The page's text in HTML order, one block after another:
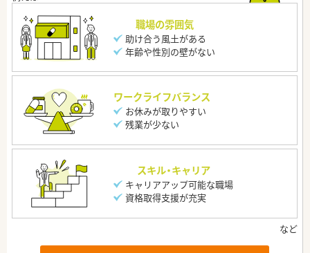
職場の雰囲気
助け合う風土がある
年齢や性別の壁がない
ワークライフバランス
お休みが取りやすい
残業が少ない
スキル・キャリア
キャリアアップ可能な職場
資格取得支援が充実